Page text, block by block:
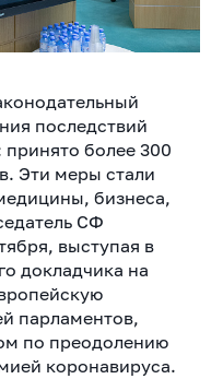
последствий
принято более 300
Эти меры стали
бизнеса,
СФ
выступая в
докладчика на
парламентов,
по преодолению
коронавируса.